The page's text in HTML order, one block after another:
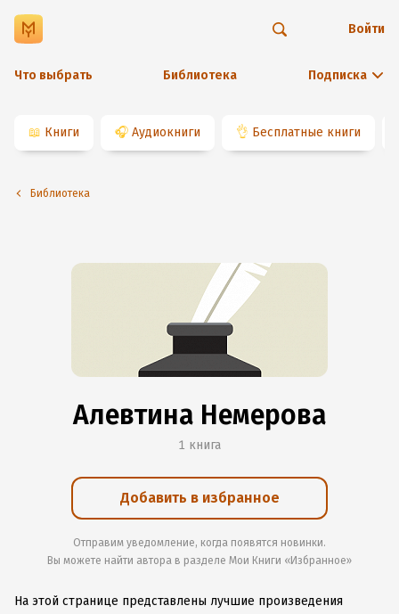
Что выбрать Библиотека Подписка
Войти
📖 Книги 🎧 Аудиокниги 👌 Бесплатные книги
Библиотека
Алевтина Немерова
1 книга
Добавить в избранное
Отправим уведомление, когда появятся новинки.
Вы можете найти автора в разделе Мои Книги «Избранное»
На этой странице представлены лучшие произведения